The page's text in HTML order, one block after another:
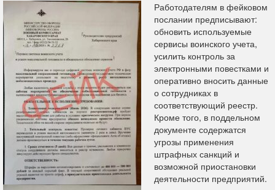
Работодателям в фейковом
послании предписывают:
обновить используемые
сервисы воинского учета,
усилить контроль за
электронными повестками и
оперативно вносить данные
о сотрудниках в
соответствующий реестр.
Кроме того, в поддельном
документе содержатся
угрозы применения
штрафных санкций и
возможной приостановки
деятельности предприятий.